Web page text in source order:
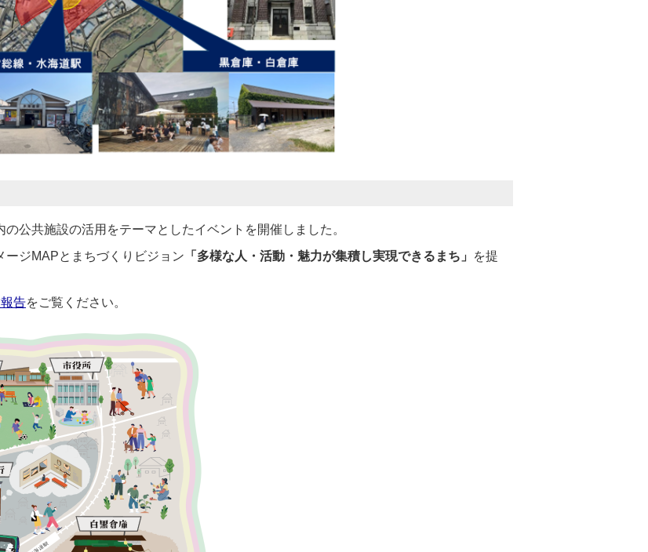
公共施設の活用をテーマとしたイベントを開催しました。
ージMAPとまちづくりビジョン 「多様な人・活動・魅力が集積し実現できるまち」
を提
告をご覧ください。